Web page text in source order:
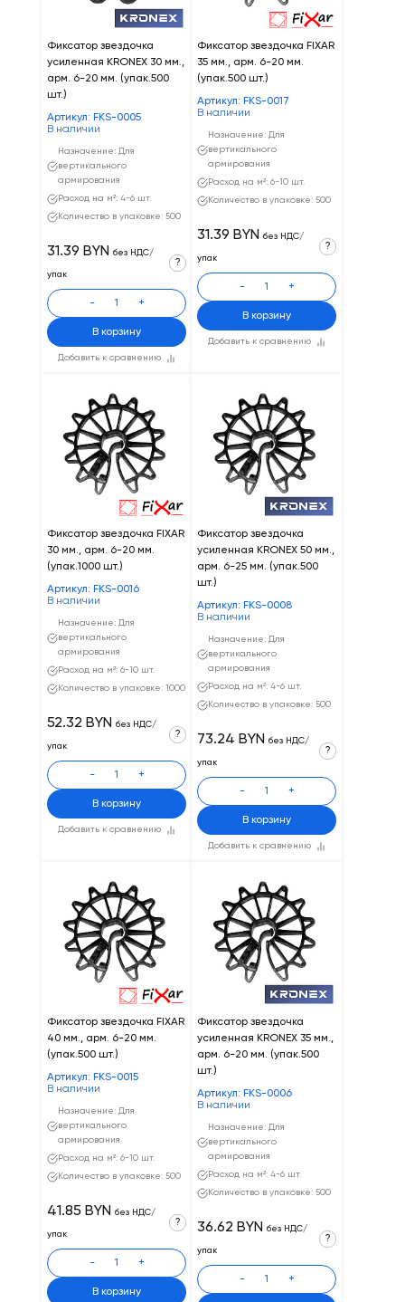
Фиксатор звездочка
усиленная KRONEX 30 мм.,
арм. 6-20 мм. (упак.500
шт.)
Артикул: FKS-0005
В наличии
Назначение: Для
вертикального
армирования
Расход на м²: 4-6 шт.
Количество в упаковке: 500
Добавить к сравнению
31.39 BYN без НДС/
упак
?
- +
В корзину
Фиксатор звездочка FIXAR
35 мм., арм. 6-20 мм.
(упак.500 шт.)
Артикул: FKS-0017
В наличии
Назначение: Для
вертикального
армирования
Расход на м²: 6-10 шт.
Количество в упаковке: 500
Добавить к сравнению
31.39 BYN без НДС/
упак
?
- +
В корзину
Фиксатор звездочка FIXAR
30 мм., арм. 6-20 мм.
(упак.1000 шт.)
Артикул: FKS-0016
В наличии
Назначение: Для
вертикального
армирования
Расход на м²: 6-10 шт.
Количество в упаковке: 1000
Добавить к сравнению
52.32 BYN без НДС/
упак
?
- +
В корзину
Фиксатор звездочка
усиленная KRONEX 50 мм.,
арм. 6-25 мм. (упак.500
шт.)
Артикул: FKS-0008
В наличии
Назначение: Для
вертикального
армирования
Расход на м²: 4-6 шт.
Количество в упаковке: 500
Добавить к сравнению
73.24 BYN без НДС/
упак
?
- +
В корзину
Фиксатор звездочка FIXAR
40 мм., арм. 6-20 мм.
(упак.500 шт.)
Артикул: FKS-0015
В наличии
Назначение: Для
вертикального
армирования
Расход на м²: 6-10 шт.
Количество в упаковке: 500
41.85 BYN без НДС/
упак
?
- +
В корзину
Фиксатор звездочка
усиленная KRONEX 35 мм.,
арм. 6-20 мм. (упак.500
шт.)
Артикул: FKS-0006
В наличии
Назначение: Для
вертикального
армирования
Расход на м²: 4-6 шт.
Количество в упаковке: 500
36.62 BYN без НДС/
упак
?
- +